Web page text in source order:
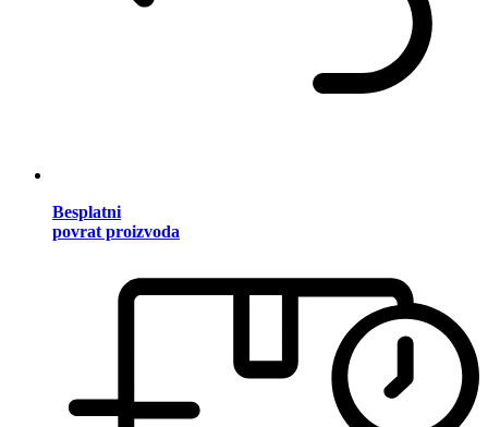
Besplatni
povrat proizvoda